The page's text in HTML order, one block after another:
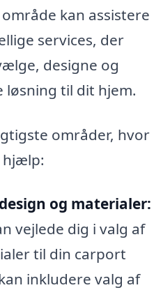
kan assistere
services, der
designe og
løsning til dit hjem.
områder, hvor
hjælp:
og materialer:
vejlede dig i valg af
til din carport
inkludere valg af